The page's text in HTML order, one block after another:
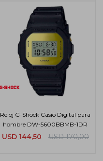
Reloj G-Shock Casio Digital para
hombre DW-5600BBMB-1DR
USD 144,50 USD 170,00